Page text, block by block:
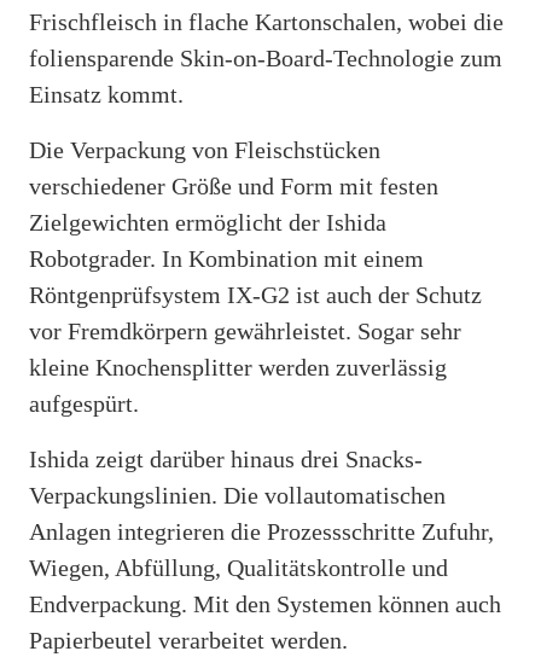
Frischfleisch in flache Kartonschalen, wobei die
foliensparende Skin-on-Board-Technologie zum
Einsatz kommt.
Die Verpackung von Fleischstücken
verschiedener Größe und Form mit festen
Zielgewichten ermöglicht der Ishida
Robotgrader. In Kombination mit einem
Röntgenprüfsystem IX-G2 ist auch der Schutz
vor Fremdkörpern gewährleistet. Sogar sehr
kleine Knochensplitter werden zuverlässig
aufgespürt.
Ishida zeigt darüber hinaus drei Snacks-
Verpackungslinien. Die vollautomatischen
Anlagen integrieren die Prozessschritte Zufuhr,
Wiegen, Abfüllung, Qualitätskontrolle und
Endverpackung. Mit den Systemen können auch
Papierbeutel verarbeitet werden.